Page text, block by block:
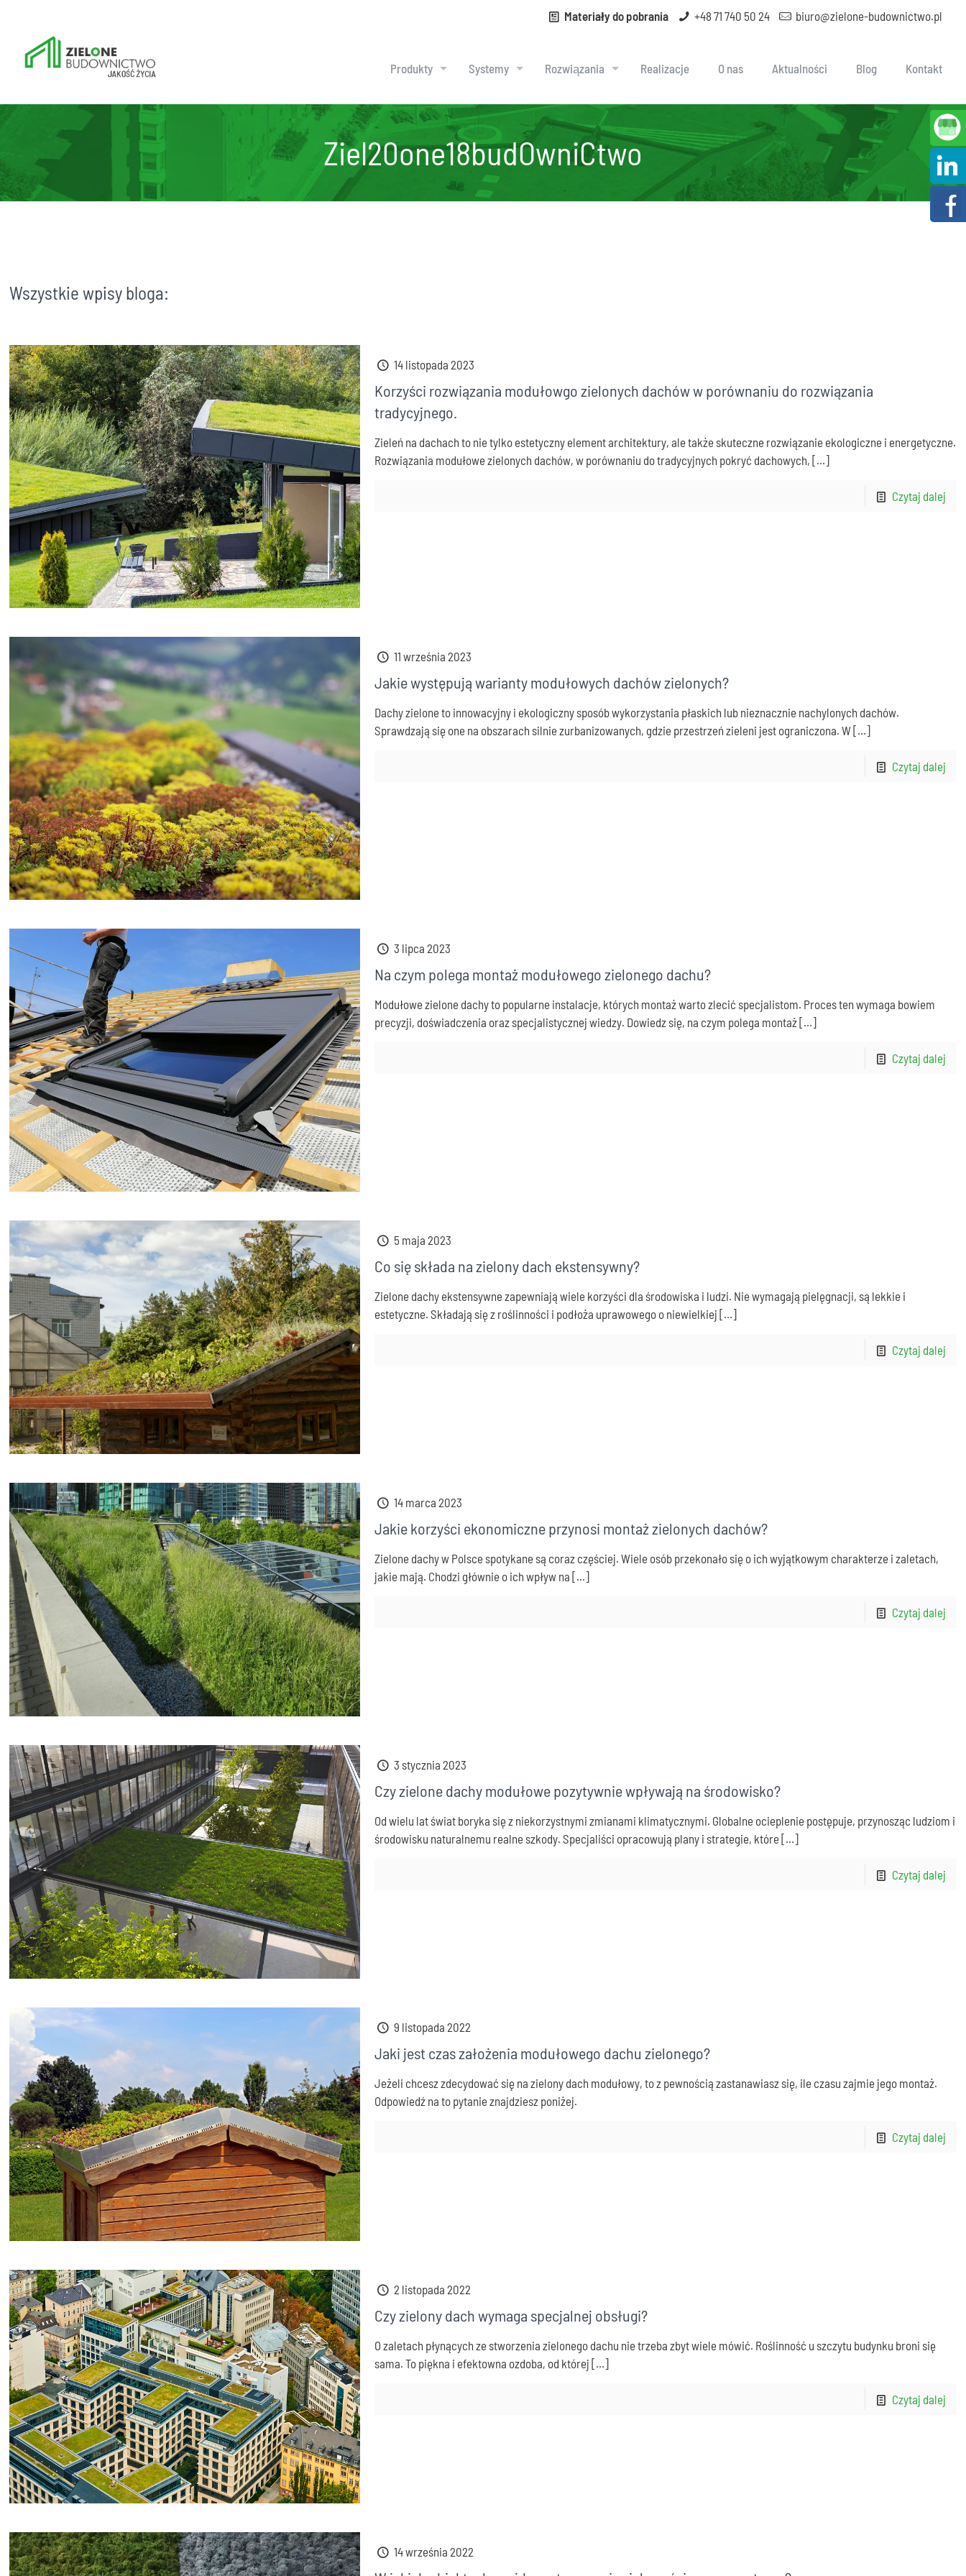
Materiały do pobrania +48 71 740 50 24 biuro@zielone-budownictwo.pl
Produkty Systemy Rozwiązania Realizacje O nas Aktualności Blog Kontakt
Ziel20one18budOwniCtwo
Wszystkie wpisy bloga:
14 listopada 2023
Korzyści rozwiązania modułowgo zielonych dachów w porównaniu do rozwiązania
tradycyjnego.
Zieleń na dachach to nie tylko estetyczny element architektury, ale także skuteczne rozwiązanie ekologiczne i energetyczne.
Rozwiązania modułowe zielonych dachów, w porównaniu do tradycyjnych pokryć dachowych, […]
Czytaj dalej
11 września 2023
Jakie występują warianty modułowych dachów zielonych?
Dachy zielone to innowacyjny i ekologiczny sposób wykorzystania płaskich lub nieznacznie nachylonych dachów.
Sprawdzają się one na obszarach silnie zurbanizowanych, gdzie przestrzeń zieleni jest ograniczona. W[…]
Czytaj dalej
3 lipca 2023
Na czym polega montaż modułowego zielonego dachu?
Modułowe zielone dachy to popularne instalacje, których montaż warto zlecić specjalistom. Proces ten wymaga bowiem
precyzji, doświadczenia oraz specjalistycznej wiedzy. Dowiedz się, na czym polega montaż[…]
Czytaj dalej
5 maja 2023
Co się składa na zielony dach ekstensywny?
Zielone dachy ekstensywne zapewniają wiele korzyści dla środowiska i ludzi. Nie wymagają pielęgnacji, są lekkie i
estetyczne. Składają się z roślinności i podłoża uprawowego o niewielkiej […]
Czytaj dalej
14 marca 2023
Jakie korzyści ekonomiczne przynosi montaż zielonych dachów?
Zielone dachy w Polsce spotykane są coraz częściej. Wiele osób przekonało się o ich wyjątkowym charakterze i zaletach,
jakie mają. Chodzi głównie o ich wpływ na […]
Czytaj dalej
3 stycznia 2023
Czy zielone dachy modułowe pozytywnie wpływają na środowisko?
Od wielu lat świat boryka się z niekorzystnymi zmianami klimatycznymi. Globalne ocieplenie postępuje, przynosząc ludziom i
środowisku naturalnemu realne szkody. Specjaliści opracowują plany i strategie, które[…]
Czytaj dalej
9 listopada 2022
Jaki jest czas założenia modułowego dachu zielonego?
Jeżeli chcesz zdecydować się na zielony dach modułowy, to z pewnością zastanawiasz się, ile czasu zajmie jego montaż.
Odpowiedź na to pytanie znajdziesz poniżej.
Czytaj dalej
2 listopada 2022
Czy zielony dach wymaga specjalnej obsługi?
O zaletach płynących ze stworzenia zielonego dachu nie trzeba zbyt wiele mówić. Roślinność u szczytu budynku broni się
sama. To piękna i efektowna ozdoba, od której […]
Czytaj dalej
14 września 2022